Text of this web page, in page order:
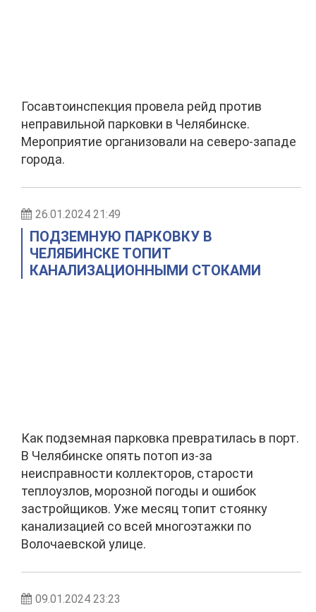
Госавтоинспекция провела рейд против
неправильной парковки в Челябинске.
Мероприятие организовали на северо-западе
города.
26.01.2024 21:49
ПОДЗЕМНУЮ ПАРКОВКУ В
ЧЕЛЯБИНСКЕ ТОПИТ
КАНАЛИЗАЦИОННЫМИ СТОКАМИ
Как подземная парковка превратилась в порт.
В Челябинске опять потоп из-за
неисправности коллекторов, старости
теплоузлов, морозной погоды и ошибок
застройщиков. Уже месяц топит стоянку
канализацией со всей многоэтажки по
Волочаевской улице.
09.01.2024 23:23